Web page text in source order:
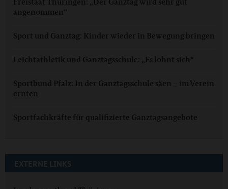
angenommen“
Sport und Ganztag: Kinder wieder in Bewegung bringen
Leichtathletik und Ganztagsschule: „Es lohnt sich“
Sportbund Pfalz: In der Ganztagsschule säen – im Verein
ernten
Sportfachkräfte für qualifizierte Ganztagsangebote
EXTERNE LINKS